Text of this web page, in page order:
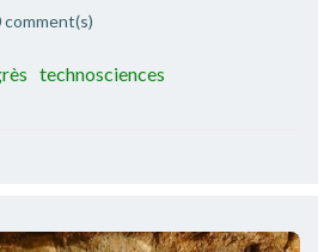
comment(s)
technosciences